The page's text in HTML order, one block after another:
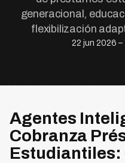
generacional,
flexibilización
22 jun 2026 –
Agentes
Cobranza
Estudiantiles: